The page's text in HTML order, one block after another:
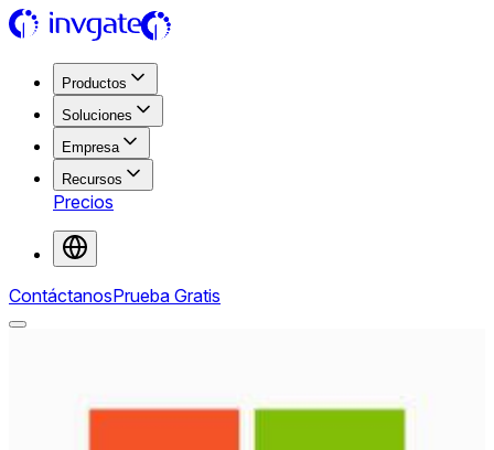
Productos
Soluciones
Empresa
Recursos
Precios
ContáctanosPrueba Gratis